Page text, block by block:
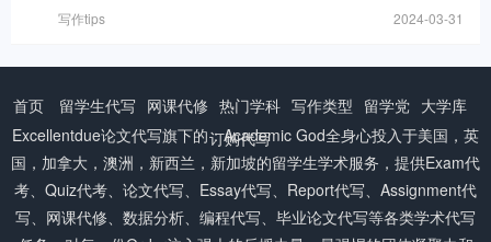
写作tips 2024-03-31
首页 留学生代写 网课代修 热门学科 写作类型 留学党 大学库
订购代写
Excellentdue论文代写旗下的：Academic God全身心投入于美国，英
国，加拿大，澳洲，新西兰，新加坡的留学生学术服务，提供Exam代
考、Quiz代考、论文代写、Essay代写、Report代写、Assignment代
写、网课代修、数据分析、编程代写、毕业论文代写等各类学术代写